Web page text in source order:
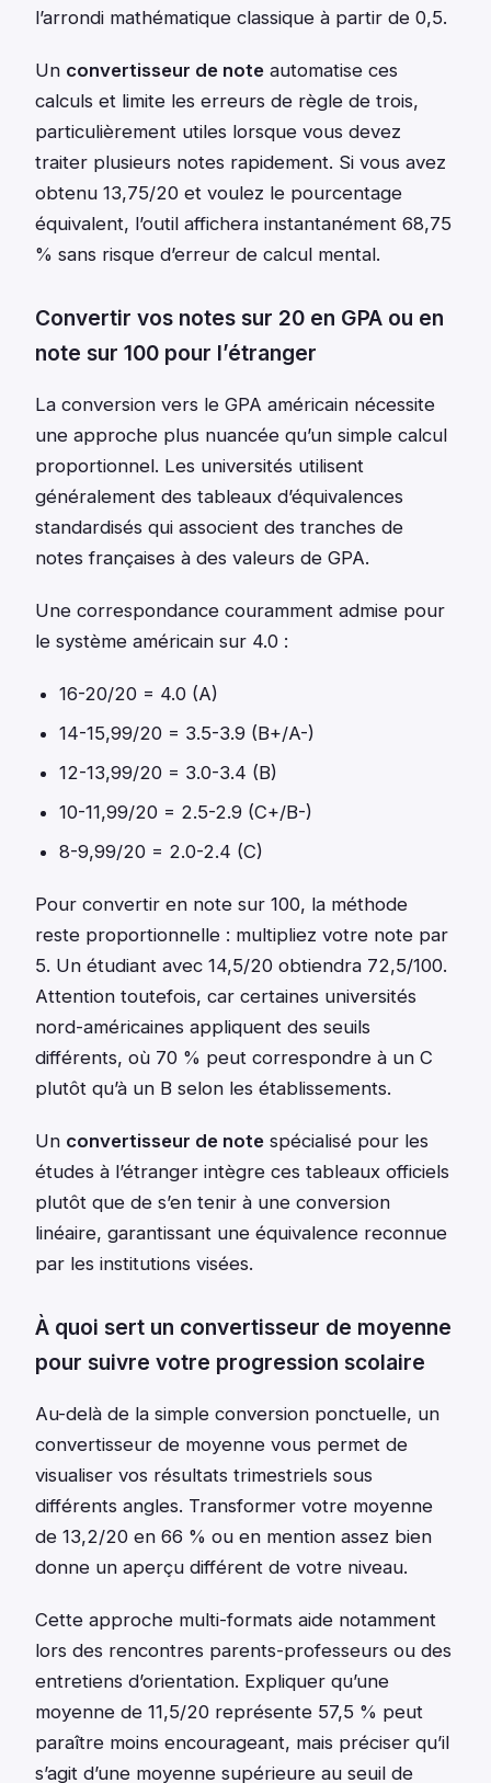
l’arrondi mathématique classique à partir de 0,5.
Un convertisseur de note automatise ces
calculs et limite les erreurs de règle de trois,
particulièrement utiles lorsque vous devez
traiter plusieurs notes rapidement. Si vous avez
obtenu 13,75/20 et voulez le pourcentage
équivalent, l’outil affichera instantanément 68,75
% sans risque d’erreur de calcul mental.
Convertir vos notes sur 20 en GPA ou en
note sur 100 pour l’étranger
La conversion vers le GPA américain nécessite
une approche plus nuancée qu’un simple calcul
proportionnel. Les universités utilisent
généralement des tableaux d’équivalences
standardisés qui associent des tranches de
notes françaises à des valeurs de GPA.
Une correspondance couramment admise pour
le système américain sur 4.0 :
16-20/20 = 4.0 (A)
14-15,99/20 = 3.5-3.9 (B+/A-)
12-13,99/20 = 3.0-3.4 (B)
10-11,99/20 = 2.5-2.9 (C+/B-)
8-9,99/20 = 2.0-2.4 (C)
Pour convertir en note sur 100, la méthode
reste proportionnelle : multipliez votre note par
5. Un étudiant avec 14,5/20 obtiendra 72,5/100.
Attention toutefois, car certaines universités
nord-américaines appliquent des seuils
différents, où 70 % peut correspondre à un C
plutôt qu’à un B selon les établissements.
Un convertisseur de note spécialisé pour les
études à l’étranger intègre ces tableaux officiels
plutôt que de s’en tenir à une conversion
linéaire, garantissant une équivalence reconnue
par les institutions visées.
À quoi sert un convertisseur de moyenne
pour suivre votre progression scolaire
Au-delà de la simple conversion ponctuelle, un
convertisseur de moyenne vous permet de
visualiser vos résultats trimestriels sous
différents angles. Transformer votre moyenne
de 13,2/20 en 66 % ou en mention assez bien
donne un aperçu différent de votre niveau.
Cette approche multi-formats aide notamment
lors des rencontres parents-professeurs ou des
entretiens d’orientation. Expliquer qu’une
moyenne de 11,5/20 représente 57,5 % peut
paraître moins encourageant, mais préciser qu’il
s’agit d’une moyenne supérieure au seuil de